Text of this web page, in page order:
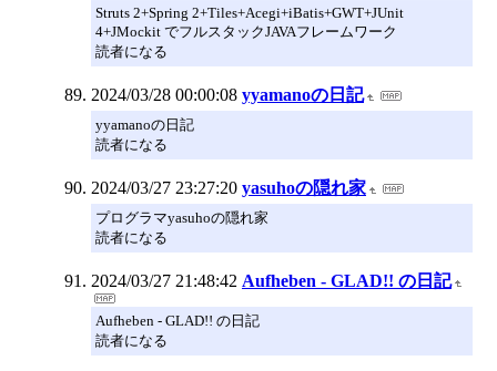
Struts 2+Spring 2+Tiles+Acegi+iBatis+GWT+JUnit
4+JMockit でフルスタックJAVAフレームワーク
読者になる
2024/03/28 00:00:08 yyamanoの日記
yyamanoの日記
読者になる
2024/03/27 23:27:20 yasuhoの隠れ家
プログラマyasuhoの隠れ家
読者になる
2024/03/27 21:48:42 Aufheben - GLAD!! の日記
Aufheben - GLAD!! の日記
読者になる